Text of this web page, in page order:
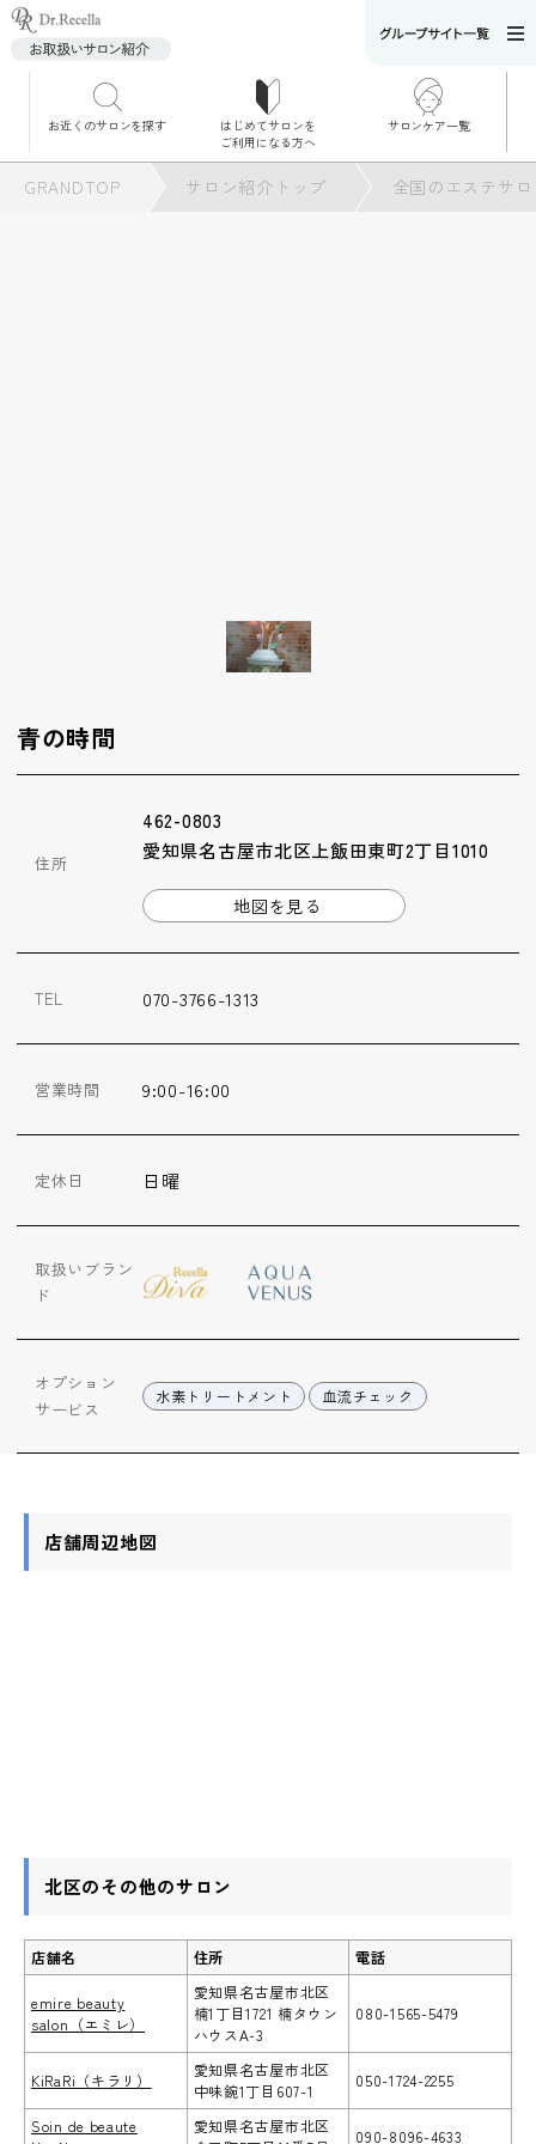
お近くのサロンを探す
はじめてサロンを
ご利用になる方へ
サロンケア一覧
ュー
施術別で探す
お悩み別で探す
ラジオ波
GRANDTOP サロン紹介トップ 全国のエステサ
青の時間
住所
462-0803
愛知県名古屋市北区上飯田東町2丁目1010
地図を見る
TEL 070-3766-1313
営業時間 9:00-16:00
定休日 日曜
取扱いブラン
ド
オプション
サービス
水素トリートメント 血流チェック
店舗周辺地図
北区のその他のサロン
店舗名 住所 電話
emire beauty
salon（エミレ）
愛知県名古屋市北区
楠1丁目1721 楠タウン
ハウスA-3
080-1565-5479
KiRaRi（キラリ）
愛知県名古屋市北区
中味鋺1丁目607-1
050-1724-2255
Soin de beaute
愛知県名古屋市北区
090-8096-4633